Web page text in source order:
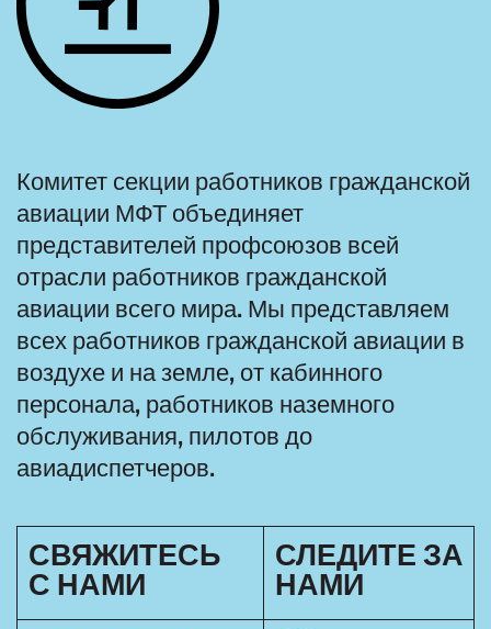
Комитет секции работников гражданской
авиации МФТ объединяет
представителей профсоюзов всей
отрасли работников гражданской
авиации всего мира. Мы представляем
всех работников гражданской авиации в
воздухе и на земле, от кабинного
персонала, работников наземного
обслуживания, пилотов до
авиадиспетчеров.
СВЯЖИТЕСЬ
С НАМИ
СЛЕДИТЕ ЗА
НАМИ